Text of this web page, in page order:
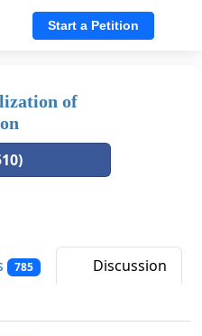
Start a Petition
of
785
Discussion